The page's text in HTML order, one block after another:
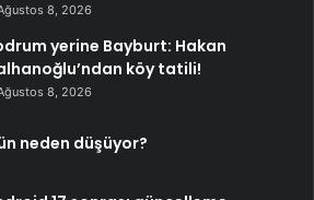
8, 2026
yerine Bayburt: Hakan
köy tatili!
8, 2026
neden düşüyor?